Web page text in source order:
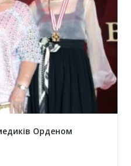
Орденом